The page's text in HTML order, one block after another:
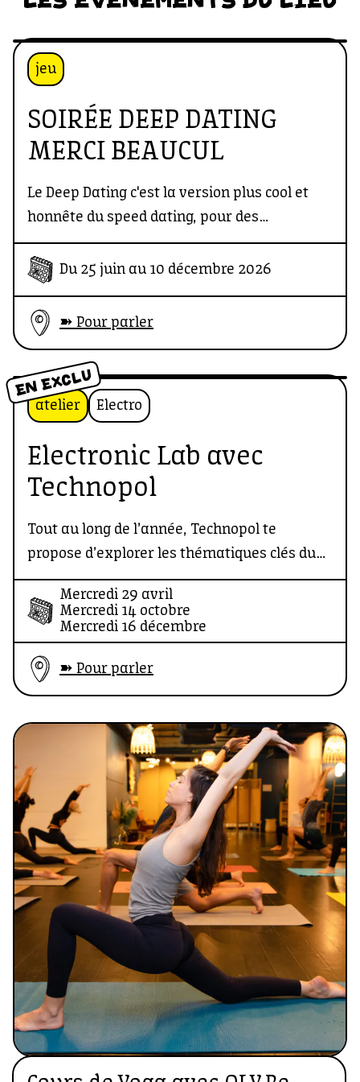
jeu
SOIRÉE DEEP DATING
MERCI BEAUCUL
Le Deep Dating c'est la version plus cool et
honnête du speed dating, pour des
rencontres basées sur la compatibilité
sexuelle, dans un espace safe.
Au programme ? un Bingo du Q pour briser la
glace (et te faire gagner des lots!) et un deep
dating avec des cartes tirées du
jeu Discultons, pour rentrer dans le vif du
sujet et poser les questions importantes.
Une soirée organisée par Merci Beaucul et
Discultons.
Du 25 juin au 10 décembre 2026
➽ Pour parler
EN EXCLU
atelier Electro
Electronic Lab avec
Technopol
Tout au long de l’année, Technopol te
propose d’explorer les thématiques clés du
secteur des musiques électroniques !
Mercredi 29 avril
Mercredi 14 octobre
Mercredi 16 décembre
➽ Pour parler